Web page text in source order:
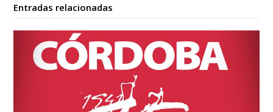
Entradas relacionadas